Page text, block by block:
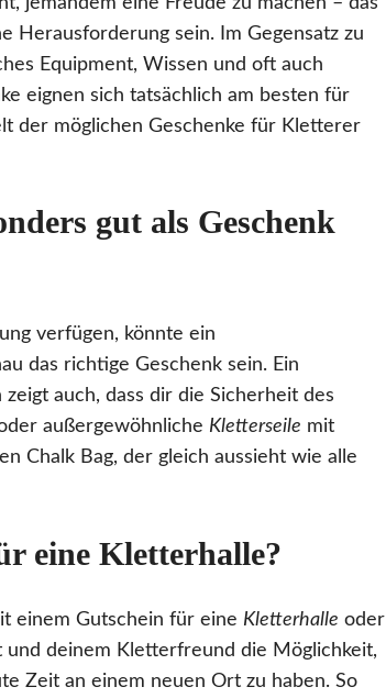
Herausforderung sein. Im Gegensatz zu
Equipment, Wissen und oft auch
eignen sich tatsächlich am besten für
der möglichen Geschenke für Kletterer
gut als Geschenk
verfügen, könnte ein
das richtige Geschenk sein. Ein
auch, dass dir die Sicherheit des
außergewöhnliche Kletterseile mit
Chalk Bag, der gleich aussieht wie alle
eine Kletterhalle?
einem Gutschein für eine Kletterhalle oder
deinem Kletterfreund die Möglichkeit,
Zeit an einem neuen Ort zu haben. So